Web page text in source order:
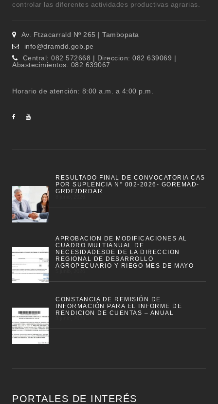
controlar las diferentes actividades productivas agrarias.
Av. Ftzacarrald Nº 265 | Tambopata
info@dramdd.gob.pe
Central: 082 572668 | Direccion: 082 639069 |
Abastecimientos: 082 639067
Horario de atención: 8:00 a.m. a 4:00 p.m.
RESULTADO FINAL DE CONVOCATORIA CAS
POR SUPLENCIA N° 002-2026- GOREMAD-
GRDE/DRDAR
APROBACION DE MODIFICACIONES AL
CUADRO MULTIANUAL DE
NECESIDADESDE DE LA DIRECCION
REGIONAL DE DESARROLLO
AGROPECUARIO Y RIEGO MES DE MAYO
CONSTANCIA DE REMISIÓN DE
INFORMACIÓN PARA EL INFORME DE
RENDICION DE CUENTAS – ANUAL
PORTALES DE INTERÉS